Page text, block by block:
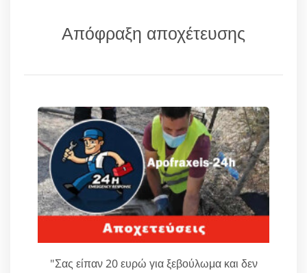
Απόφραξη αποχέτευσης
"Σας είπαν 20 ευρώ για ξεβούλωμα και δεν